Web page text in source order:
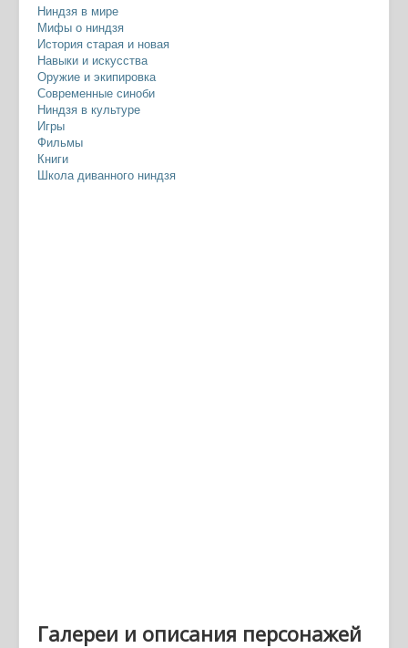
Ниндзя в мире
Мифы о ниндзя
История старая и новая
Навыки и искусства
Оружие и экипировка
Современные синоби
Ниндзя в культуре
Игры
Фильмы
Книги
Школа диванного ниндзя
Галереи и описания персонажей